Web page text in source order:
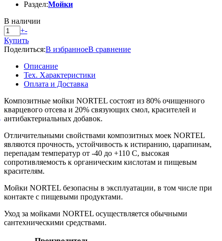
Раздел:Мойки
В наличии
+-
Купить
Поделиться:В избранноеВ сравнение
Описание
Тех. Характеристики
Оплата и Доставка
Композитные мойки NORTEL состоят из 80% очищенного
кварцевого отсева и 20% связующих смол, красителей и
антибактериальных добавок.
Отличительными свойствами композитных моек NORTEL
являются прочность, устойчивость к истиранию, царапинам,
перепадам температур от -40 до +110 С, высокая
сопротивляемость к органическим кислотам и пищевым
красителям.
Мойки NORTEL безопасны в эксплуатации, в том числе при
контакте с пищевыми продуктами.
Уход за мойками NORTEL осуществляется обычными
сантехническими средствами.